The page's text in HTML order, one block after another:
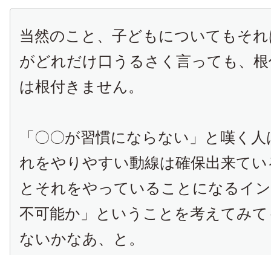
当然のこと、子どもについてもそ
がどれだけ口うるさく言っても、
は根付きません。
「〇〇が習慣にならない」と嘆く
れをやりやすい動線は確保出来て
とそれをやっていることになるイ
不可能か」ということを考えてみ
ないかなあ、と。